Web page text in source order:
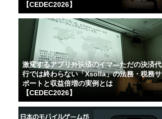
【CEDEC2026】
激変するアプリ外決済のイマ―ただの決済代
行では終わらない「Xsolla」の法務・税務サ
ポートと収益倍増の実例とは
【CEDEC2026】